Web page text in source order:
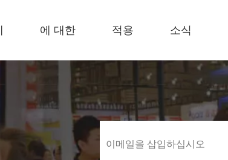
에 대한 적용 소식